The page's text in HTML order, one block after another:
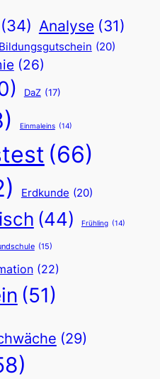
(34) Analyse (31)
Bildungsgutschein (20)
(26)
DaZ (17)
Einmaleins (14)
(66)
Erdkunde (20)
(44) Frühling (14)
(15)
(22)
(51)
(29)